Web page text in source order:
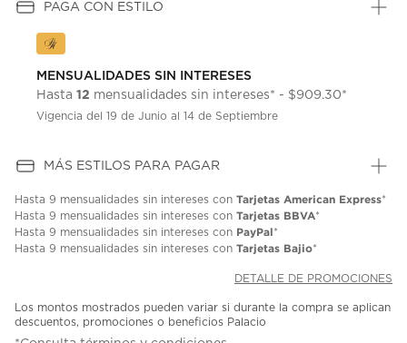
PAGA CON ESTILO
MENSUALIDADES SIN INTERESES
Hasta 12 mensualidades sin intereses* - $909.30*
Vigencia del 19 de Junio al 14 de Septiembre
MÁS ESTILOS PARA PAGAR
Hasta 9 mensualidades sin intereses con Tarjetas American Express*
Hasta 9 mensualidades sin intereses con Tarjetas BBVA*
Hasta 9 mensualidades sin intereses con PayPal*
Hasta 9 mensualidades sin intereses con Tarjetas Bajio*
DETALLE DE PROMOCIONES
Los montos mostrados pueden variar si durante la compra se aplican
descuentos, promociones o beneficios Palacio